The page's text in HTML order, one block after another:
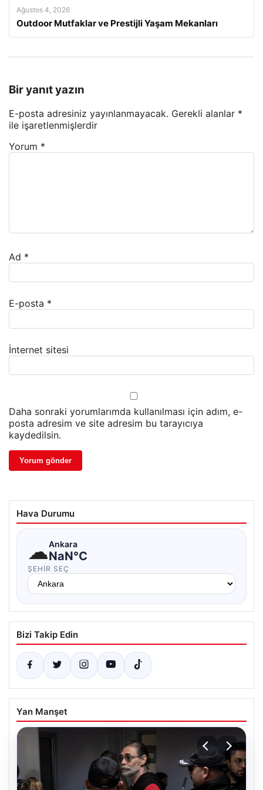
Ağustos 4, 2026
Outdoor Mutfaklar ve Prestijli Yaşam Mekanları
Bir yanıt yazın
E-posta adresiniz yayınlanmayacak. Gerekli alanlar *
ile işaretlenmişlerdir
Yorum *
Ad *
E-posta *
İnternet sitesi
Daha sonraki yorumlarımda kullanılması için adım, e-
posta adresim ve site adresim bu tarayıcıya
kaydedilsin.
Hava Durumu
☁Ankara
NaN°C
ŞEHIR SEÇ
Bizi Takip Edin
Yan Manşet